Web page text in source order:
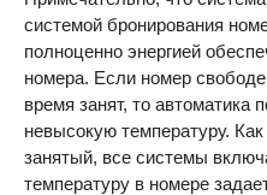
системой бронирования
полноценно энергией
номера. Если номер
время занят, то автоматика
невысокую температуру.
занятый, все системы
температуру в номере